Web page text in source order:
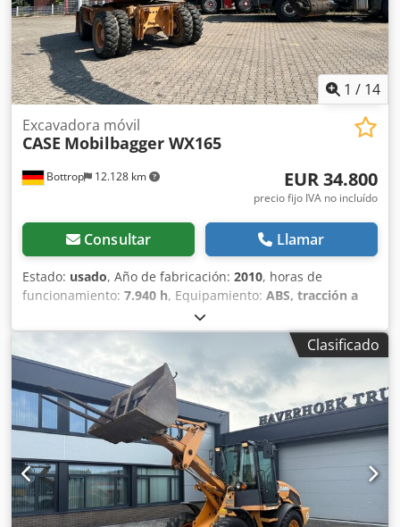
1 / 14
Bottrop 12.128 km
Excavadora móvil
CASE Mobilbagger WX165
EUR 34.800
precio fijo IVA no incluído
Consultar Llamar
Estado: usado, Año de fabricación: 2010, horas de
funcionamiento: 7.940 h, Equipamiento: ABS, tracción a
, MINIESTACIÓN DE EXCAVACIÓN CASE
Tipo: WX165 (Excavadora hidráulica) Número de
homologación: N211 Fabricante del motor: Case Potencia
del motor: 105 kW Horas de funcionamiento: 7940 h Peso
máximo permitido: 18 000 kg Longitud para el transporte:
8,19 m Ancho para el transporte: 1,91 m Altura para el
transporte: 2,89 m Color: Amarillo Dcedpfx Aezripcsahsk -
Control mediante joystick - Pala niveladora - Cámara Con
gusto le brindamos apoyo también en el ámbito de la
financiación/arrendamiento a través de nuestros socios.
Todos los datos son orientativos. Salvo error y omisión.
Clasificado